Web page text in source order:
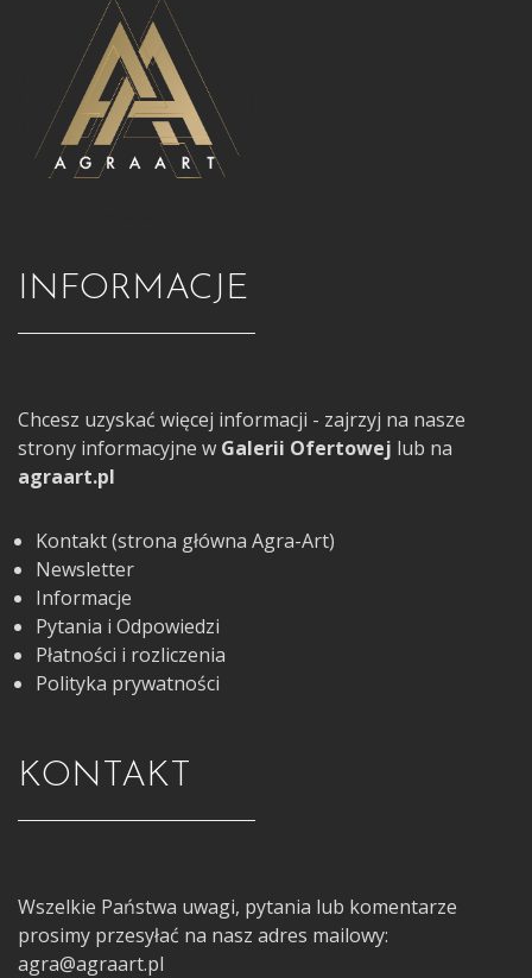
INFORMACJE
Chcesz uzyskać więcej informacji - zajrzyj na nasze
strony informacyjne w Galerii Ofertowej lub na
agraart.pl
Kontakt (strona główna Agra-Art)
Newsletter
Informacje
Pytania i Odpowiedzi
Płatności i rozliczenia
Polityka prywatności
KONTAKT
Wszelkie Państwa uwagi, pytania lub komentarze
prosimy przesyłać na nasz adres mailowy:
agra@agraart.pl